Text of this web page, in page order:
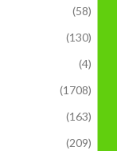
(58)
(130)
(4)
(1708)
(163)
(209)